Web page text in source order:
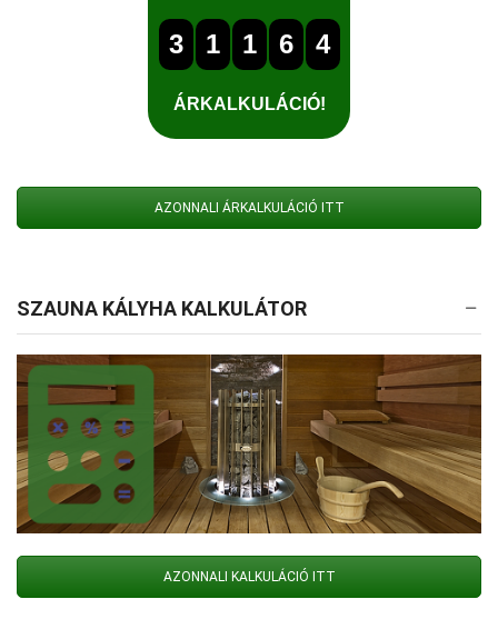
AZONNALI ÁRKALKULÁCIÓ ITT
SZAUNA KÁLYHA KALKULÁTOR
AZONNALI KALKULÁCIÓ ITT